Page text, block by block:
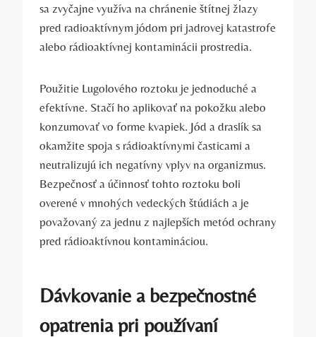
sa zvyčajne využíva na chránenie štítnej žľazy
pred ​radioaktívnym jódom pri jadrovej katastrofe
alebo rádioaktívnej kontaminácii prostredia.
Použitie Lugolového roztoku je jednoduché a
efektívne. ⁤Stačí ho aplikovať na pokožku alebo
⁣konzumovať vo forme kvapiek. Jód a draslík sa
okamžite spoja s rádioaktívnymi⁣ časticami a​
neutralizujú‍ ich‍ negatívny vplyv⁢ na organizmus.
Bezpečnosť ⁤a ​účinnosť tohto roztoku boli
overené v ‍mnohých vedeckých ​štúdiách a‌ je
považovaný⁣ za jednu z najlepších metód ochrany
pred‍ rádioaktívnou kontamináciou.
Dávkovanie a bezpečnostné
opatrenia⁢ pri používaní⁤